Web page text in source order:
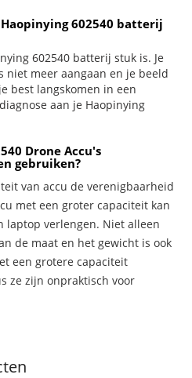
602540 batterij
602540 batterij stuk is. Je
meer aangaan en je beeld
best langskomen in een
aan je Haopinying
Drone Accu's
gebruiken?
van accu de verenigbaarheid
met een groter capaciteit kan
verlengen. Niet alleen
de maat en het gewicht is ook
een grotere capaciteit
ze zijn onpraktisch voor